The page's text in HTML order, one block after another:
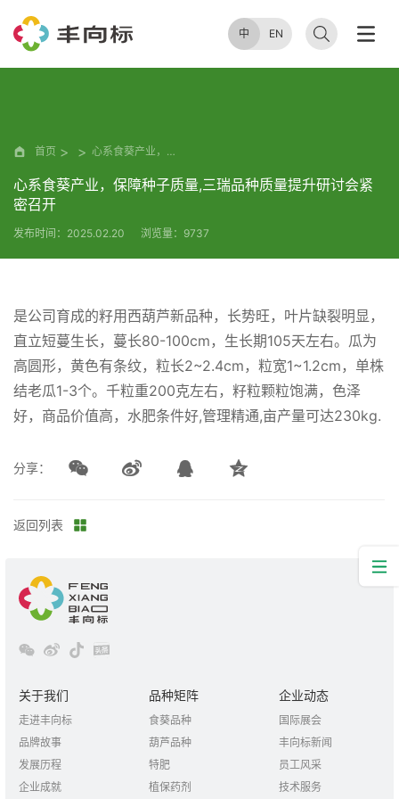
中 EN
首页 心系食葵产业，保障种子质量,三瑞品种质量提升研讨会紧密召开
心系食葵产业，保障种子质量,三瑞品种质量提升研讨会紧
密召开
发布时间：2025.02.20 浏览量：9737
是公司育成的籽用西葫芦新品种，长势旺，叶片缺裂明显，
直立短蔓生长，蔓长80-100cm，生长期105天左右。瓜为
高圆形，黄色有条纹，粒长2~2.4cm，粒宽1~1.2cm，单株
结老瓜1-3个。千粒重200克左右，籽粒颗粒饱满，色泽
好，商品价值高，水肥条件好,管理精通,亩产量可达230kg.
分享：
返回列表
关于我们
走进丰向标
品牌故事
发展历程
企业成就
品种矩阵
食葵品种
葫芦品种
特肥
植保药剂
企业动态
国际展会
丰向标新闻
员工风采
技术服务